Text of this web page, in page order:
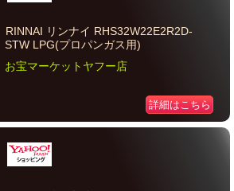
RINNAI リンナイ RHS32W22E2R2D-
STW LPG(プロパンガス用)
お宝マーケットヤフー店
詳細はこちら